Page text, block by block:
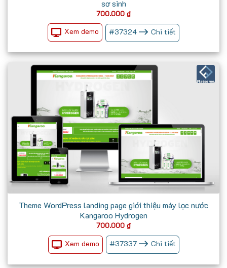
sơ sinh
700.000 ₫
Xem demo #37324 Chi tiết
Theme WordPress landing page giới thiệu máy lọc nước
Kangaroo Hydrogen
700.000 ₫
Xem demo #37337 Chi tiết